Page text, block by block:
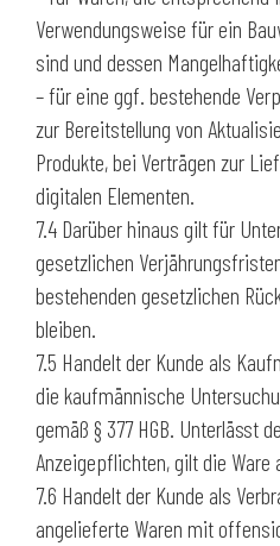
Verwendungsweise für ein
sind und dessen
– für eine ggf. bestehende
zur Bereitstellung von
Produkte, bei Verträgen zur
digitalen Elementen.
7.4 Darüber hinaus gilt für
gesetzlichen
bestehenden gesetzlichen
bleiben.
7.5 Handelt der Kunde als
die kaufmännische
gemäß § 377 HGB. Unterlässt
Anzeigepflichten, gilt die Ware
7.6 Handelt der Kunde als
angelieferte Waren mit